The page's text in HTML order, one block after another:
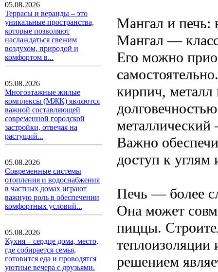
05.08.2026
Террасы и веранды – это
уникальные пространства,
которые позволяют
наслаждаться свежим
воздухом, природой и
комфортом в...
05.08.2026
Многоэтажные жилые
комплексы (МЖК) являются
важной составляющей
современной городской
застройки, отвечая на
растущий...
05.08.2026
Современные системы
отопления и водоснабжения
в частных домах играют
важную роль в обеспечении
комфортных условий...
05.08.2026
Кухня – сердце дома, место,
где собирается семья,
готовится еда и проводятся
уютные вечера с друзьями.
Мангал и печь:
Мангал —
Его можно
кирпич,
Важно
доступ к углям
Печь — более
Она может
пиццы.
теплоизоляции
решением